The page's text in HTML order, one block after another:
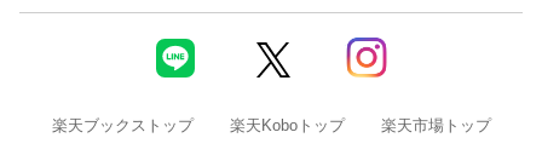
楽天ブックストップ 楽天Koboトップ 楽天市場トップ